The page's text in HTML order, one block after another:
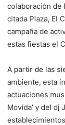
colaboración de
citada Plaza, El
campaña de
estas fiestas el
A partir de las
ambiente, esta
actuaciones
Movida’ y del dj